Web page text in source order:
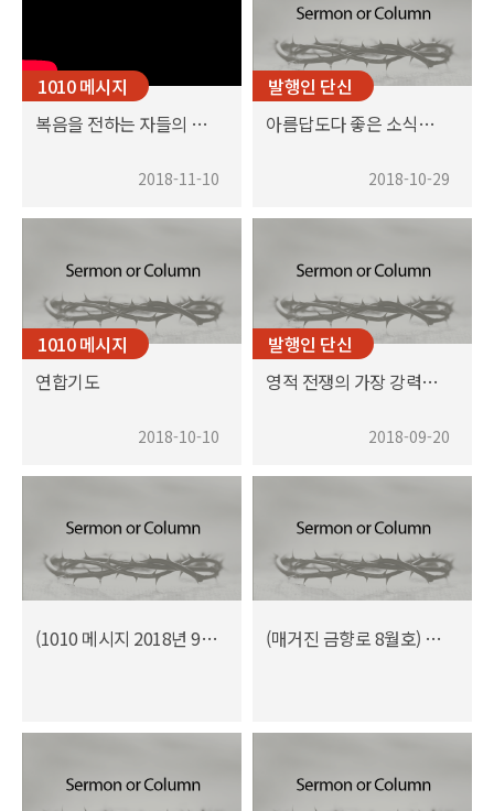
1010 메시지
복음을 전하는 자들의 발이 얼마나 아름다운가!
2018-11-10
발행인 단신
아름답도다 좋은 소식을 전하는 발이여
2018-10-29
1010 메시지
연합기도
2018-10-10
발행인 단신
영적 전쟁의 가장 강력한 무기
2018-09-20
(1010 메시지 2018년 9월) 한 사람을 위한 기도 (매거진 금향로 8월호) 선교의 걸림돌